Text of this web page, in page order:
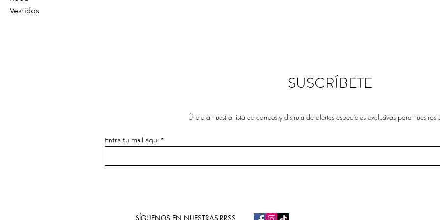
Vestidos
SUSCRÍBETE
Únete a nuestra lista de correos y disfruta de ofertas especiales exclusivas para nuestros
Entra tu mail aqui
SÍGUENOS EN NUESTRAS RRSS